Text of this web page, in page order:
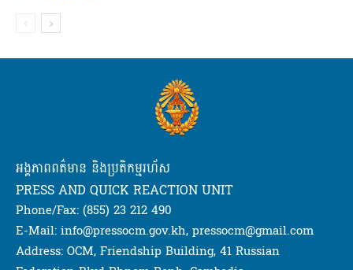
អង្គភាពពត៌មាន និងប្រតិកម្មរហ័ស
PRESS AND QUICK REACTION UNIT
Phone/Fax: (855) 23 212 490
E-Mail: info@pressocm.gov.kh, pressocm@gmail.com
Address: OCM, Friendship Building, 41 Russian